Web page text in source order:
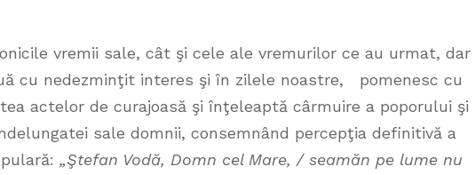
vremii sale, cât şi cele ale vremurilor ce au urmat, dar
cu nedezminţit interes şi în zilele noastre, pomenesc cu
actelor de curajoasă şi înţeleaptă cârmuire a poporului şi
sale domnii, consemnând percepţia definitivă a
„Ştefan Vodă, Domn cel Mare, / seamăn pe lume nu